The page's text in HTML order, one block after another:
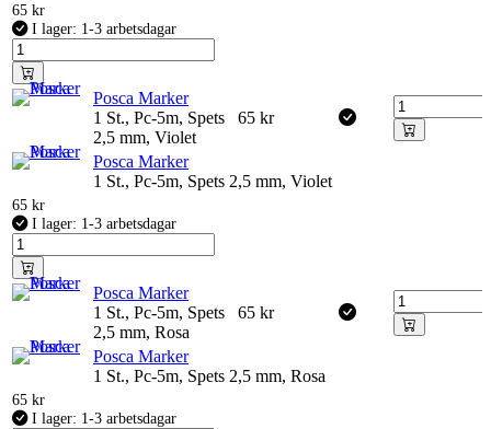
65 kr
I lager: 1-3 arbetsdagar
Posca Marker
1 St., Pc-5m, Spets
2,5 mm, Violet
65 kr
Posca Marker
1 St., Pc-5m, Spets 2,5 mm, Violet
65 kr
I lager: 1-3 arbetsdagar
Posca Marker
1 St., Pc-5m, Spets
2,5 mm, Rosa
65 kr
Posca Marker
1 St., Pc-5m, Spets 2,5 mm, Rosa
65 kr
I lager: 1-3 arbetsdagar